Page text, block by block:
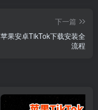
下一篇
苹果安卓TikTok下载安装全
流程